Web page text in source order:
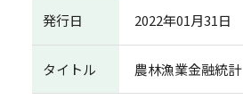
発行日 2022年01月31日
タイトル 農林漁業金融